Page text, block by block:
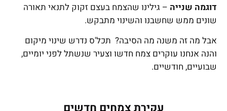
דוגמה שנייה – גילינו שהצמח בעצם זקוק לתנאי תאורה
שונים ממש שחשבנו והשינוי מתבקש.
אבל מה זה משנה מה הסיבה? תכל'ס נדרש שינוי מיקום
והנה אנחנו עוקרים צמח חדשו וצעיר שנשתל לפני יומיים,
שבועיים, חודשיים.